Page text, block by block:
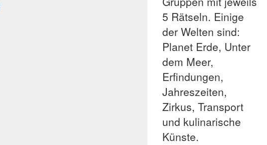
5 Rätseln. Einige
der Welten sind:
Planet Erde, Unter
dem Meer,
Erfindungen,
Jahreszeiten,
Zirkus, Transport
und kulinarische
Künste.